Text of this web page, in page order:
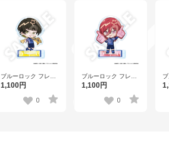
ブルーロック フレフ
レンズアクリルスタ
1,100円
0
ブルーロック フレフ
レンズアクリルスタ
1,100円
0